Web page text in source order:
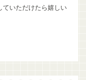
ていただけたら嬉しい